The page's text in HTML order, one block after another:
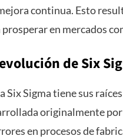
continua. Esto
prosperar en mercados
de Six
Six Sigma tiene sus
originalmente
en procesos de